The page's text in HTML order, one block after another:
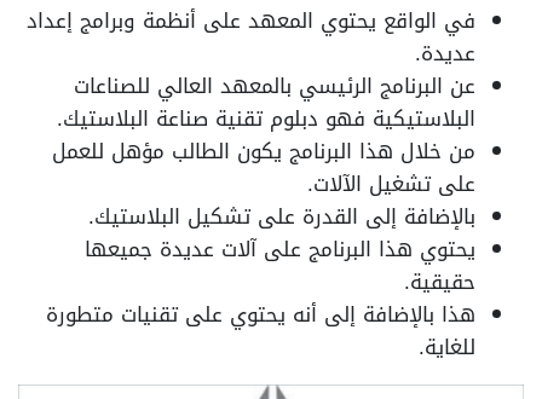
في الواقع يحتوي المعهد على أنظمة وبرامج إعداد
عديدة.
عن البرنامج الرئيسي بالمعهد العالي للصناعات
البلاستيكية فهو دبلوم تقنية صناعة البلاستيك.
من خلال هذا البرنامج يكون الطالب مؤهل للعمل
على تشغيل الآلات.
بالإضافة إلى القدرة على تشكيل البلاستيك.
يحتوي هذا البرنامج على آلات عديدة جميعها
حقيقية.
هذا بالإضافة إلى أنه يحتوي على تقنيات متطورة
للغاية.